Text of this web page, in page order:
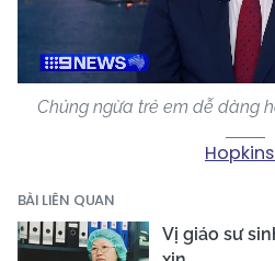
Chủng ngừa trẻ em dễ dàng
BÀI LIÊN QUAN
Vị giáo sư